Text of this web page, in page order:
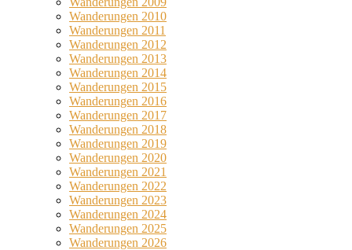
Wanderungen 2010
Wanderungen 2011
Wanderungen 2012
Wanderungen 2013
Wanderungen 2014
Wanderungen 2015
Wanderungen 2016
Wanderungen 2017
Wanderungen 2018
Wanderungen 2019
Wanderungen 2020
Wanderungen 2021
Wanderungen 2022
Wanderungen 2023
Wanderungen 2024
Wanderungen 2025
Wanderungen 2026